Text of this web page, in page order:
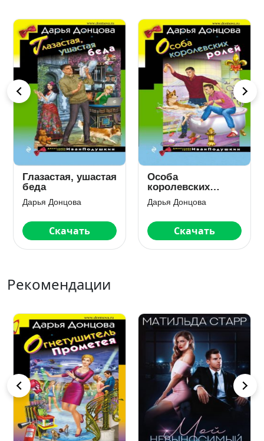
Глазастая, ушастая
беда
Дарья Донцова
Скачать
Особа
королевских
ролей
Дарья Донцова
Скачать
Рекомендации